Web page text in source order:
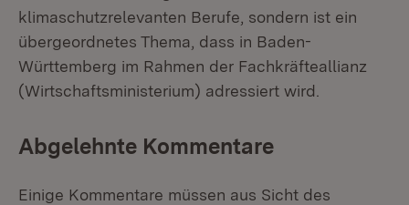
klimaschutzrelevanten Berufe, sondern ist ein
übergeordnetes Thema, dass in Baden-
Württemberg im Rahmen der Fachkräfteallianz
(Wirtschaftsministerium) adressiert wird.
Abgelehnte Kommentare
Einige Kommentare müssen aus Sicht des